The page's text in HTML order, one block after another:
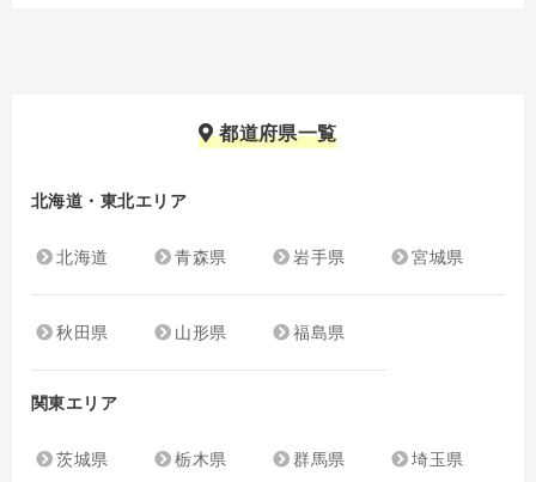
都道府県一覧
北海道・東北エリア
北海道 青森県 岩手県 宮城県
秋田県 山形県 福島県
関東エリア
茨城県 栃木県 群馬県 埼玉県